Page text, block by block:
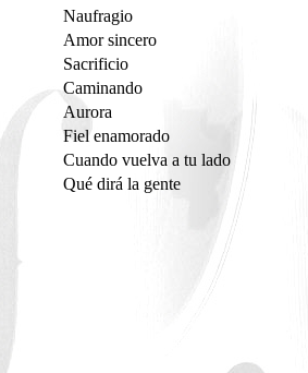
Naufragio
Amor sincero
Sacrificio
Caminando
Aurora
Fiel enamorado
Cuando vuelva a tu lado
Qué dirá la gente